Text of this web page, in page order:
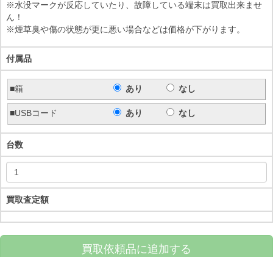
※水没マークが反応していたり、故障している端末は買取出来ませ
ん！
※煙草臭や傷の状態が更に悪い場合などは価格が下がります。
付属品
■箱 あり なし
■USBコード あり なし
台数
買取査定額
買取依頼品に追加する